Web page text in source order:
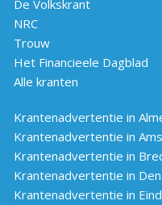
De Volkskrant
NRC
Trouw
Het Financieele Dagblad
Alle kranten
Krantenadvertentie in
Krantenadvertentie in
Krantenadvertentie in
Krantenadvertentie in
Krantenadvertentie in